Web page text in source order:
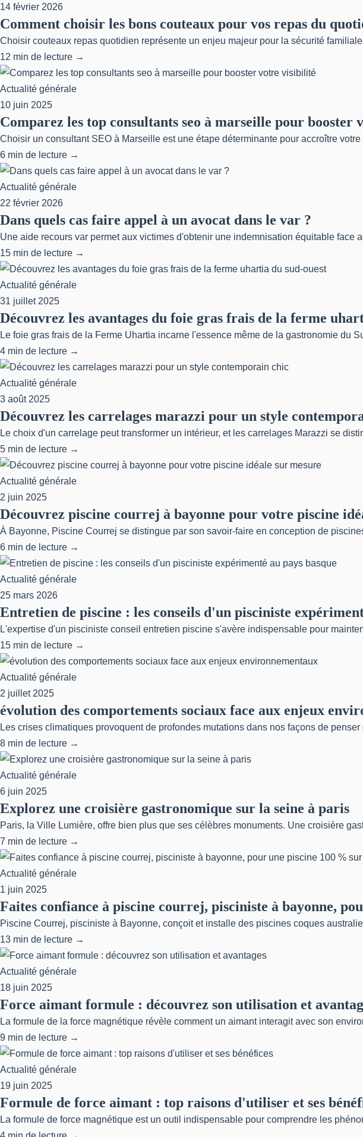
14 février 2026
Comment choisir les bons couteaux pour vos repas du
Choisir couteaux repas quotidien représente un enjeu majeur pour la sécurité
12 min de lecture →
Actualité générale
10 juin 2025
Comparez les top consultants seo à marseille pour booster
Choisir un consultant SEO à Marseille est une étape déterminante pour accroître
6 min de lecture →
Actualité générale
22 février 2026
Dans quels cas faire appel à un avocat dans le var ?
Une aide recours var permet aux victimes d'obtenir une indemnisation équitable
15 min de lecture →
Actualité générale
31 juillet 2025
Découvrez les avantages du foie gras frais de la ferme
Le foie gras frais de la Ferme Uhartia incarne l'essence même de la gastronomie du
4 min de lecture →
Actualité générale
3 août 2025
Découvrez les carrelages marazzi pour un style
Le choix d'un carrelage peut transformer un intérieur, et les carrelages Marazzi se
5 min de lecture →
Actualité générale
2 juin 2025
Découvrez piscine courrej à bayonne pour votre piscine
À Bayonne, Piscine Courrej se distingue par son savoir-faire en conception de
6 min de lecture →
Actualité générale
25 mars 2026
Entretien de piscine : les conseils d'un pisciniste
L'expertise d'un pisciniste conseil entretien piscine s'avère indispensable pour
15 min de lecture →
Actualité générale
2 juillet 2025
évolution des comportements sociaux face aux enjeux
Les crises climatiques provoquent de profondes mutations dans nos façons de penser
8 min de lecture →
Actualité générale
6 juin 2025
Explorez une croisière gastronomique sur la seine à paris
Paris, la Ville Lumière, offre bien plus que ses célèbres monuments. Une croisière
7 min de lecture →
Actualité générale
1 juin 2025
Faites confiance à piscine courrej, pisciniste à bayonne,
Piscine Courrej, pisciniste à Bayonne, conçoit et installe des piscines coques
13 min de lecture →
Actualité générale
18 juin 2025
Force aimant formule : découvrez son utilisation et
La formule de la force magnétique révèle comment un aimant interagit avec son
9 min de lecture →
Actualité générale
19 juin 2025
Formule de force aimant : top raisons d'utiliser et ses
La formule de force magnétique est un outil indispensable pour comprendre les